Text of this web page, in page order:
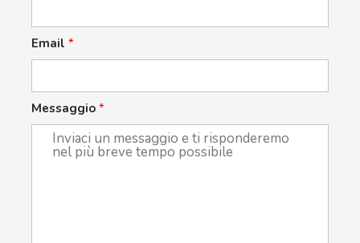
Email *
Messaggio *